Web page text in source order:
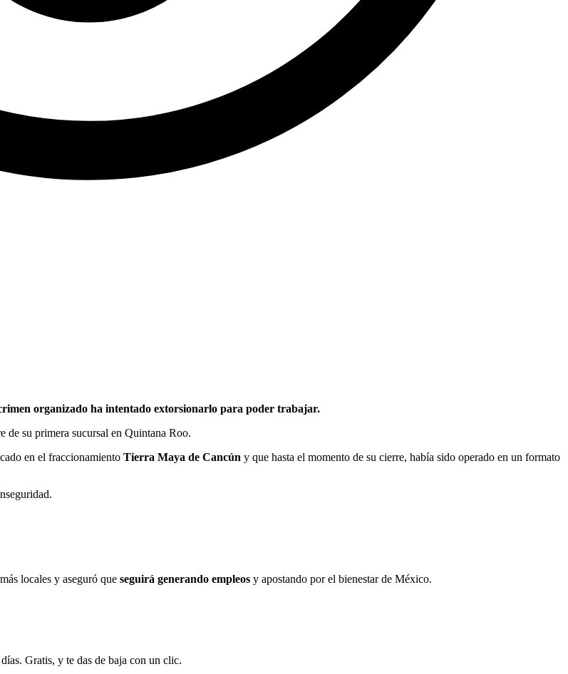
organizado ha intentado extorsionarlo para poder trabajar.
de su primera sucursal en Quintana Roo.
en el fraccionamiento Tierra Maya de Cancún y que hasta el momento de su cierre, había sido operado en un formato
locales y aseguró que seguirá generando empleos y apostando por el bienestar de México.
Gratis, y te das de baja con un clic.